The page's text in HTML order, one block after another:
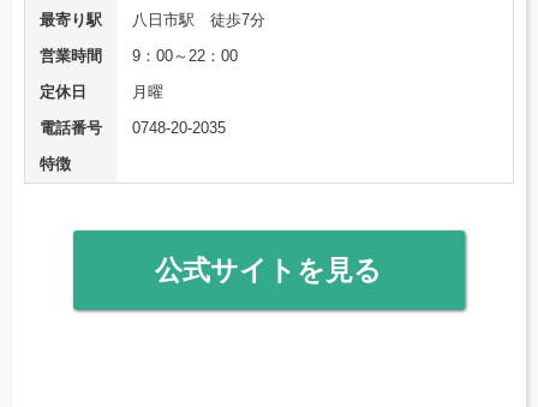
最寄り駅
八日市駅 徒歩7分
営業時間
9：00～22：00
定休日
月曜
電話番号
0748-20-2035
特徴
公式サイトを見る